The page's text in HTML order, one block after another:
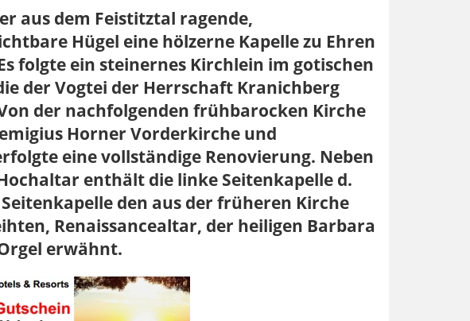
aus dem Feistitztal ragende,
Hügel eine hölzerne Kapelle zu Ehren
folgte ein steinernes Kirchlein im gotischen
der Vogtei der Herrschaft Kranichberg
der nachfolgenden frühbarocken Kirche
Horner Vorderkirche und
eine vollständige Renovierung. Neben
enthält die linke Seitenkapelle d.
den aus der früheren Kirche
Renaissancealtar, der heiligen Barbara
erwähnt.